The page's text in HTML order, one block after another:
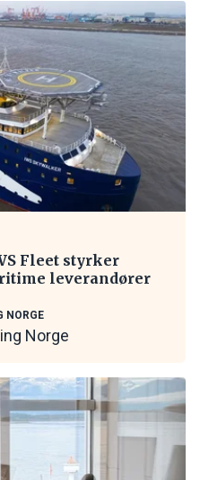
Fleet styrker
leverandører
NORGE
Norge